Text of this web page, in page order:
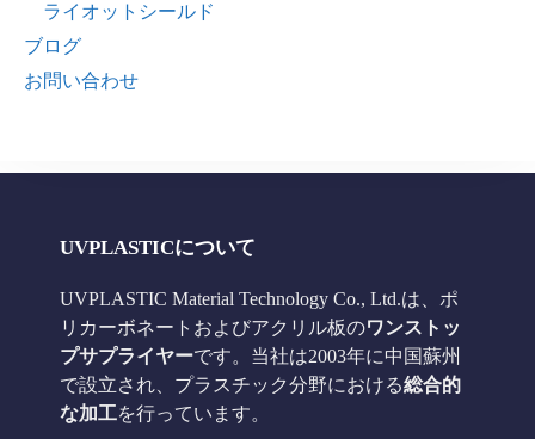
ライオットシールド
ブログ
お問い合わせ
UVPLASTICについて
UVPLASTIC Material Technology Co., Ltd.は、ポ
リカーボネートおよびアクリル板のワンストッ
プサプライヤーです。当社は2003年に中国蘇州
で設立され、プラスチック分野における総合的
な加工を行っています。